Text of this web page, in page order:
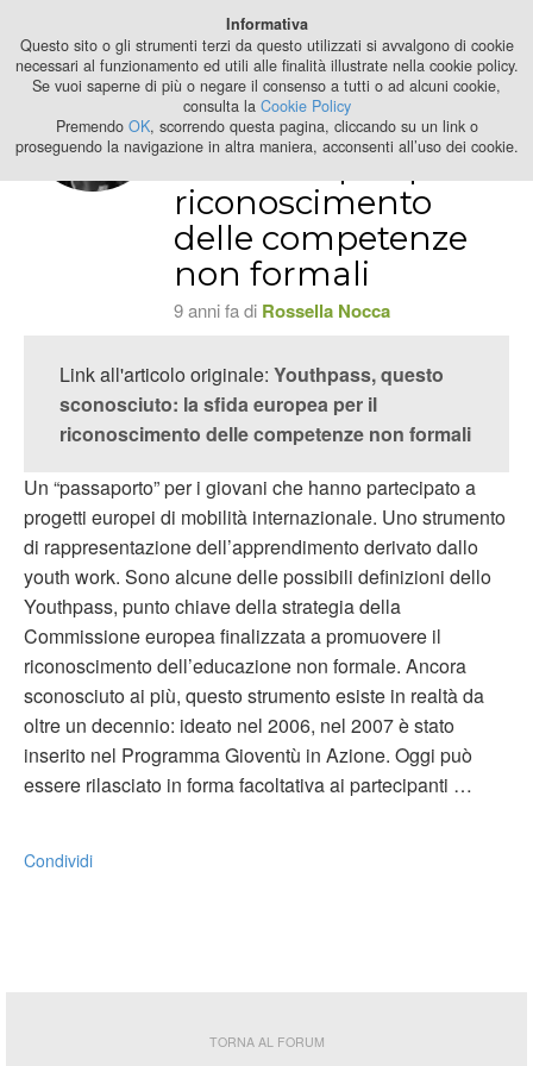
2024
Youthpass, questo
sconosciuto: la
sfida europea per il
riconoscimento
delle competenze
non formali
9 anni fa di Rossella Nocca
Link all'articolo originale: Youthpass, questo
sconosciuto: la sfida europea per il
riconoscimento delle competenze non formali
Un “passaporto” per i giovani che hanno partecipato a
progetti europei di mobilità internazionale. Uno strumento
di rappresentazione dell’apprendimento derivato dallo
youth work. Sono alcune delle possibili definizioni dello
Youthpass, punto chiave della strategia della
Commissione europea finalizzata a promuovere il
riconoscimento dell’educazione non formale. Ancora
sconosciuto ai più, questo strumento esiste in realtà da
oltre un decennio: ideato nel 2006, nel 2007 è stato
inserito nel Programma Gioventù in Azione. Oggi può
essere rilasciato in forma facoltativa ai partecipanti …
Condividi
TORNA AL FORUM
Informativa
Questo sito o gli strumenti terzi da questo utilizzati si avvalgono di cookie
necessari al funzionamento ed utili alle finalità illustrate nella cookie policy.
Se vuoi saperne di più o negare il consenso a tutti o ad alcuni cookie,
consulta la Cookie Policy
Premendo OK, scorrendo questa pagina, cliccando su un link o
proseguendo la navigazione in altra maniera, acconsenti all’uso dei cookie.